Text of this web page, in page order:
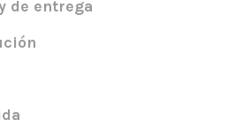
de entrega